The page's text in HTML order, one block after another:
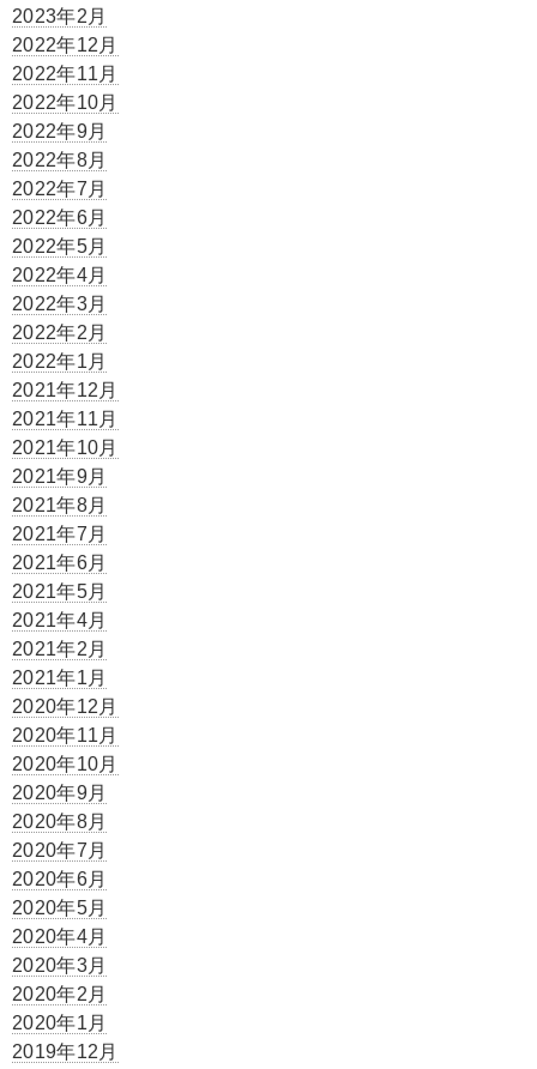
2023年2月
2022年12月
2022年11月
2022年10月
2022年9月
2022年8月
2022年7月
2022年6月
2022年5月
2022年4月
2022年3月
2022年2月
2022年1月
2021年12月
2021年11月
2021年10月
2021年9月
2021年8月
2021年7月
2021年6月
2021年5月
2021年4月
2021年2月
2021年1月
2020年12月
2020年11月
2020年10月
2020年9月
2020年8月
2020年7月
2020年6月
2020年5月
2020年4月
2020年3月
2020年2月
2020年1月
2019年12月